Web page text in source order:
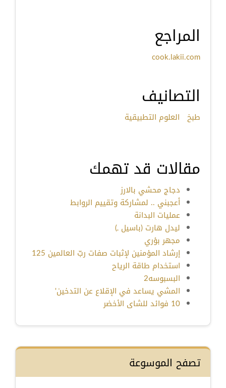
المراجع
cook.lakii.com
التصانيف
طبخ العلوم التطبيقية
مقالات قد تهمك
دجاج محشي بالارز
أعجبني .. لمشاركة وتقييم الروابط
عمليات البدانة
ليدل هارت (باسيل ـ)
مجهر بؤري
إرشاد المؤمنين لإثبات صفات ربّ العالمين 125
استخدام طاقة الرياح
البسبوسه2
المشي يساعد في الإقلاع عن التدخين'
10 فوائد للشاى الأخضر
تصفح الموسوعة